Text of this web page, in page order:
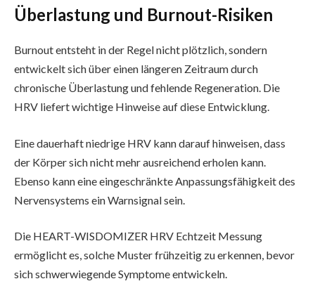
Überlastung und Burnout-Risiken
Burnout entsteht in der Regel nicht plötzlich, sondern
entwickelt sich über einen längeren Zeitraum durch
chronische Überlastung und fehlende Regeneration. Die
HRV liefert wichtige Hinweise auf diese Entwicklung.
Eine dauerhaft niedrige HRV kann darauf hinweisen, dass
der Körper sich nicht mehr ausreichend erholen kann.
Ebenso kann eine eingeschränkte Anpassungsfähigkeit des
Nervensystems ein Warnsignal sein.
Die HEART-WISDOMIZER HRV Echtzeit Messung
ermöglicht es, solche Muster frühzeitig zu erkennen, bevor
sich schwerwiegende Symptome entwickeln.